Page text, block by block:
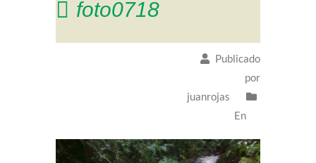
foto0718
Publicado
por
juanrojas
En